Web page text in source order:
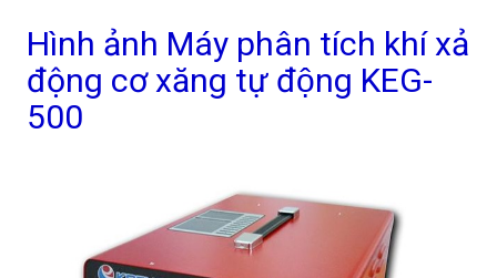
Hình ảnh Máy phân tích khí xả
động cơ xăng tự động KEG-
500